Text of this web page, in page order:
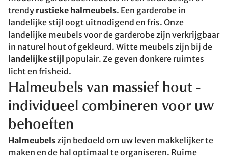
trendy rustieke halmeubels. Een garderobe in
landelijke stijl oogt uitnodigend en fris. Onze
landelijke meubels voor de garderobe zijn verkrijgbaar
in naturel hout of gekleurd. Witte meubels zijn bij de
landelijke stijl populair. Ze geven donkere ruimtes
licht en frisheid.
Halmeubels van massief hout -
individueel combineren voor uw
behoeften
Halmeubelszijn bedoeld om uw leven makkelijker te
maken en de hal optimaal te organiseren. Ruime